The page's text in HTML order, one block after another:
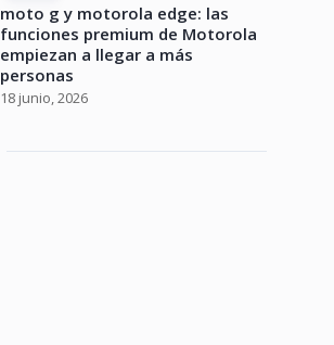
moto g y motorola edge: las
funciones premium de Motorola
empiezan a llegar a más
personas
18 junio, 2026